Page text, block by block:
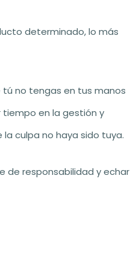
determinado, lo más
no tengas en tus manos
tiempo en la gestión y
culpa no haya sido tuya.
de responsabilidad y echar